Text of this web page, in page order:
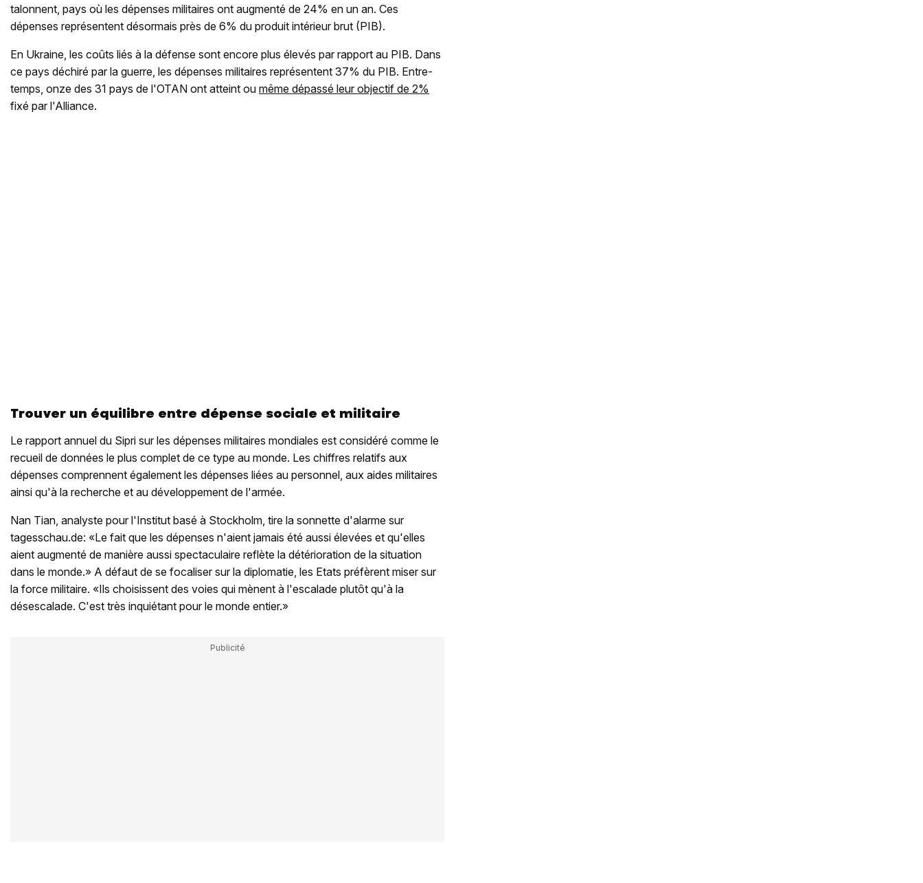
talonnent, pays où les dépenses militaires ont augmenté de 24% en un an. Ces
dépenses représentent désormais près de 6% du produit intérieur brut (PIB).
En Ukraine, les coûts liés à la défense sont encore plus élevés par rapport au PIB. Dans
ce pays déchiré par la guerre, les dépenses militaires représentent 37% du PIB. Entre-
temps, onze des 31 pays de l'OTAN ont atteint ou même dépassé leur objectif de 2%
fixé par l'Alliance.
Trouver un équilibre entre dépense sociale et militaire
Le rapport annuel du Sipri sur les dépenses militaires mondiales est considéré comme le
recueil de données le plus complet de ce type au monde. Les chiffres relatifs aux
dépenses comprennent également les dépenses liées au personnel, aux aides militaires
ainsi qu'à la recherche et au développement de l'armée.
Nan Tian, analyste pour l'Institut basé à Stockholm, tire la sonnette d'alarme sur
tagesschau.de: «Le fait que les dépenses n'aient jamais été aussi élevées et qu'elles
aient augmenté de manière aussi spectaculaire reflète la détérioration de la situation
dans le monde.» A défaut de se focaliser sur la diplomatie, les Etats préfèrent miser sur
la force militaire. «Ils choisissent des voies qui mènent à l'escalade plutôt qu'à la
désescalade. C'est très inquiétant pour le monde entier.»